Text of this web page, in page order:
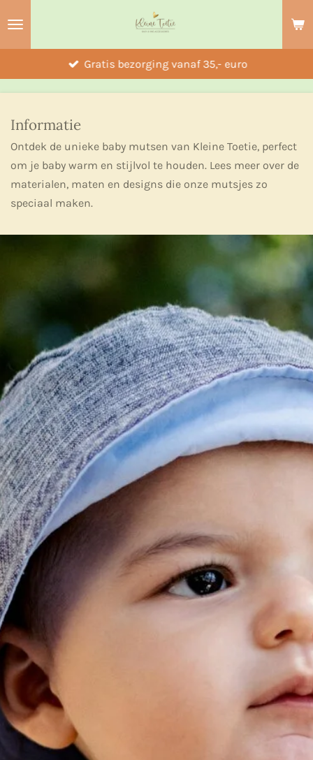
hoofdinhoud
Gratis bezorging vanaf 35,- euro
Informatie
Ontdek de unieke baby mutsen van Kleine Toetie, perfect
om je baby warm en stijlvol te houden. Lees meer over de
materialen, maten en designs die onze mutsjes zo
speciaal maken.